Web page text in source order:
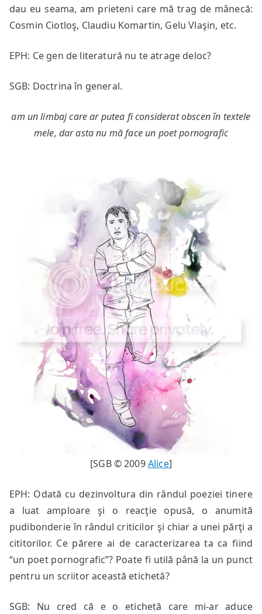
dau eu seama, am prieteni care mă trag de mânecă:
Cosmin Ciotloş, Claudiu Komartin, Gelu Vlaşin, etc.
EPH: Ce gen de literatură nu te atrage deloc?
SGB: Doctrina în general.
am un limbaj care ar putea fi considerat obscen în textele
mele, dar asta nu mă face un poet pornografic
[SGB © 2009Alice]
EPH: Odată cu dezinvoltura din rândul poeziei tinere
a luat amploare şi o reacţie opusă, o anumită
pudibonderie în rândul criticilor şi chiar a unei părţi a
cititorilor. Ce părere ai de caracterizarea ta ca fiind
“un poet pornografic”? Poate fi utilă până la un punct
pentru un scriitor această etichetă?
SGB: Nu cred că e o etichetă care mi-ar aduce